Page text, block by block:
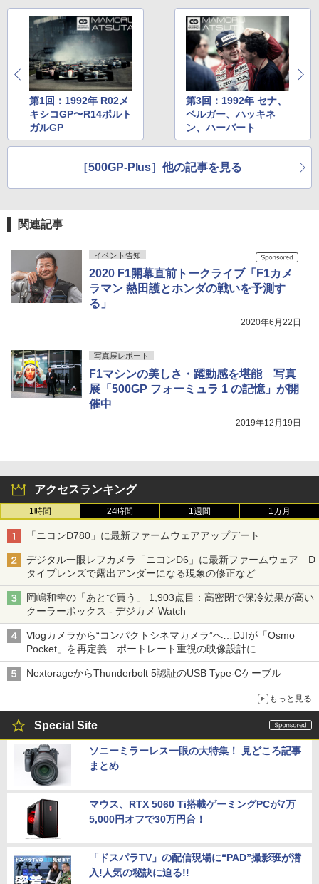
第1回：1992年 R02メ
キシコGP〜R14ポルト
ガルGP
第3回：1992年 セナ、
ベルガー、ハッキネ
ン、ハーバート
［500GP-Plus］他の記事を見る
関連記事
イベント告知
2020 F1開幕直前トークライブ「F1カメ
ラマン 熱田護とホンダの戦いを予測す
る」
2020年6月22日
写真展レポート
F1マシンの美しさ・躍動感を堪能 写真
展「500GP フォーミュラ 1 の記憶」が開
催中
2019年12月19日
アクセスランキング
1時間 24時間 1週間 1カ月
「ニコンD780」に最新ファームウェアアップデート
デジタル一眼レフカメラ「ニコンD6」に最新ファームウェア D
タイプレンズで露出アンダーになる現象の修正など
岡嶋和幸の「あとで買う」 1,903点目：高密閉で保冷効果が高い
クーラーボックス - デジカメ Watch
Vlogカメラから“コンパクトシネマカメラ”へ…DJIが「Osmo
Pocket」を再定義 ポートレート重視の映像設計に
NextorageからThunderbolt 5認証のUSB Type-Cケーブル
もっと見る
Special Site
ソニーミラーレス一眼の大特集！ 見どころ記事
まとめ
マウス、RTX 5060 Ti搭載ゲーミングPCが7万
5,000円オフで30万円台！
「ドスパラTV」の配信現場に“PAD”撮影班が潜
入!人気の秘訣に迫る!!